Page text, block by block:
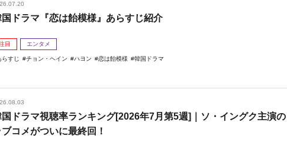
国ドラマ『恋は飴模様』あらすじ紹介
目 エンタメ
らすじ チョン・ヘイン ハヨン 恋は飴模様 韓国ドラマ
国ドラマ視聴率ランキング[2026年7月第5週]｜ソ・イングク主演の
ブコメがついに最終回！